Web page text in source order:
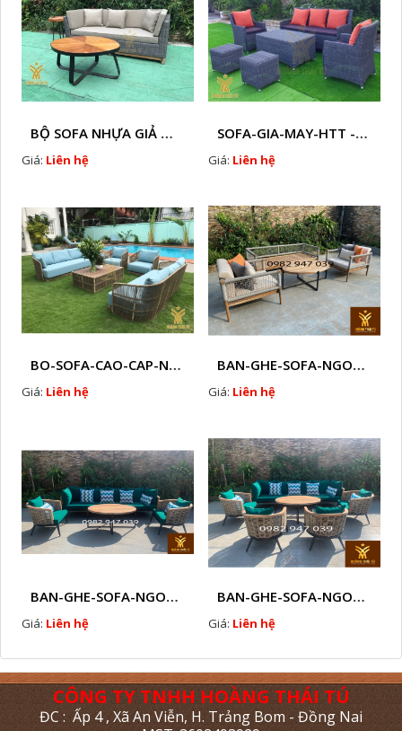
BỘ SOFA NHỰA GIẢ MÂY HTT - S86
Giá: Liên hệ
SOFA-GIA-MAY-HTT - S61 COPY
Giá: Liên hệ
BO-SOFA-CAO-CAP-NHUA-GIA-MAY-HTT - S88
Giá: Liên hệ
BAN-GHE-SOFA-NGOAI-TROI-GIA-MAY-KN12
Giá: Liên hệ
BAN-GHE-SOFA-NGOAI-TROI-GIA-MAY-KN11
Giá: Liên hệ
BAN-GHE-SOFA-NGOAI-TROI-GIA-MAY-KN10
Giá: Liên hệ
CÔNG TY TNHH HOÀNG THÁI TÚ
ĐC : Ấp 4 , Xã An Viễn, H. Trảng Bom - Đồng Nai